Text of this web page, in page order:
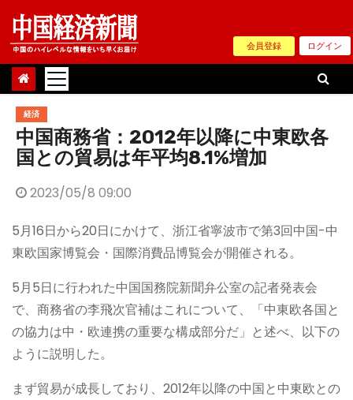
Skip
content
会員登録 ログイン
経済
中国商務省：2012年以降に中東欧各
国との貿易は年平均8.1%増加
2023/05/8 09:00
5月16日から20日にかけて、浙江省寧波市で第3回中国-中
東欧国家博覧会・国際消費品博覧会が開催される。
5月5日に行われた中国国務院新聞弁公室の記者発表会
で、商務省の李飛次官補はこれについて、「中東欧各国と
の協力は中・欧連携の重要な構成部分だ」と述べ、以下の
ように説明した。
まず貿易が成長しており、2012年以降の中国と中東欧との